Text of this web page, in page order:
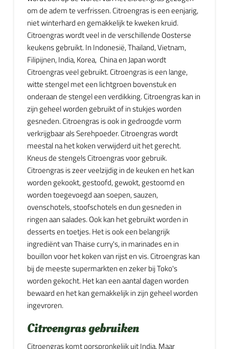
om de adem te verfrissen. Citroengras is een eenjarig,
niet winterhard en gemakkelijk te kweken kruid.
Citroengras wordt veel in de verschillende Oosterse
keukens gebruikt. In Indonesië, Thailand, Vietnam,
Filipijnen, India, Korea, China en Japan wordt
Citroengras veel gebruikt. Citroengras is een lange,
witte stengel met een lichtgroen bovenstuk en
onderaan de stengel een verdikking. Citroengras kan in
zijn geheel worden gebruikt of in stukjes worden
gesneden. Citroengras is ook in gedroogde vorm
verkrijgbaar als Serehpoeder. Citroengras wordt
meestal na het koken verwijderd uit het gerecht.
Kneus de stengels Citroengras voor gebruik.
Citroengras is zeer veelzijdig in de keuken en het kan
worden gekookt, gestoofd, gewokt, gestoomd en
worden toegevoegd aan soepen, sauzen,
ovenschotels, stoofschotels en dun gesneden in
ringen aan salades. Ook kan het gebruikt worden in
desserts en toetjes. Het is ook een belangrijk
ingrediënt van Thaise curry's, in marinades en in
bouillon voor het koken van rijst en vis. Citroengras kan
bij de meeste supermarkten en zeker bij Toko's
worden gekocht. Het kan een aantal dagen worden
bewaard en het kan gemakkelijk in zijn geheel worden
ingevroren.
Citroengras gebruiken
Citroengras komt oorspronkelijk uit India. Maar